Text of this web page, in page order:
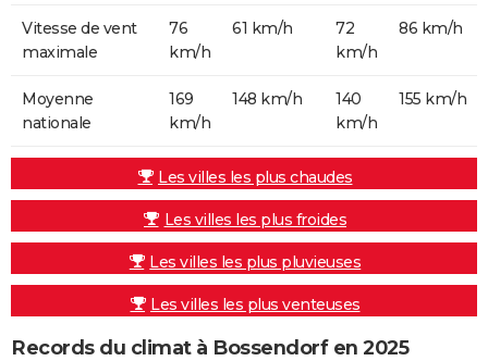
Vitesse de vent
maximale
76
km/h
61 km/h
72
km/h
86 km/h
Moyenne
nationale
169
km/h
148 km/h
140
km/h
155 km/h
Les villes les plus chaudes
Les villes les plus froides
Les villes les plus pluvieuses
Les villes les plus venteuses
Records du climat à Bossendorf en 2025